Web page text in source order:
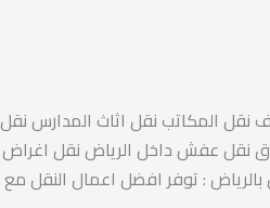
نقل المكاتب نقل اثاث المدارس نقل
نقل عفش داخل الرياض نقل اغراض
: توفر افضل اعمال النقل مع